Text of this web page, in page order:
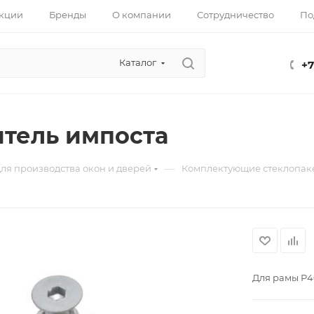
Бренды О компании Сотрудничество
Каталог
импоста
производства окон и дверей — Комплектующие
Для рамы